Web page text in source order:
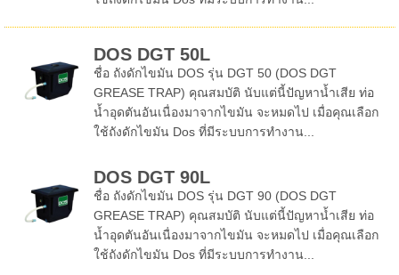
DOS DGT 50L
ชื่อ ถังดักไขมัน DOS รุ่น DGT 50 (DOS DGT
GREASE TRAP) คุณสมบัติ นับแต่นี้ปัญหาน้ำเสีย ท่อ
น้ำอุดตันอันเนื่องมาจากไขมัน จะหมดไป เมื่อคุณเลือก
ใช้ถังดักไขมัน Dos ที่มีระบบการทำงาน...
DOS DGT 90L
ชื่อ ถังดักไขมัน DOS รุ่น DGT 90 (DOS DGT
GREASE TRAP) คุณสมบัติ นับแต่นี้ปัญหาน้ำเสีย ท่อ
น้ำอุดตันอันเนื่องมาจากไขมัน จะหมดไป เมื่อคุณเลือก
ใช้ถังดักไขมัน Dos ที่มีระบบการทำงาน...